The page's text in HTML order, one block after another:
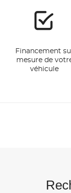
Financement
mesure de
véhicule